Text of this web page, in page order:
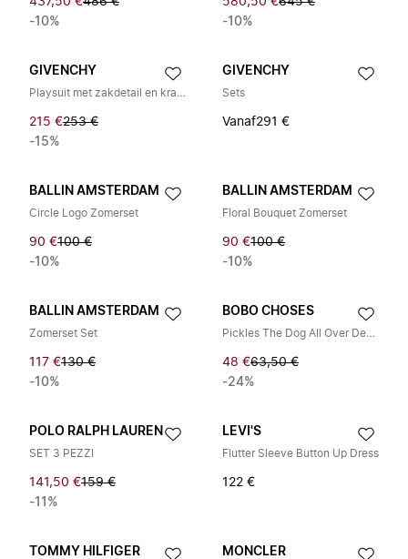
-10%
-10%
GIVENCHY
Playsuit met zakdetail en kraag
215 €253 €
-15%
GIVENCHY
Sets
Vanaf291 €
BALLIN AMSTERDAM
Circle Logo Zomerset
90 €100 €
-10%
BALLIN AMSTERDAM
Floral Bouquet Zomerset
90 €100 €
-10%
BALLIN AMSTERDAM
Zomerset Set
117 €130 €
-10%
BOBO CHOSES
Pickles The Dog All Over Denim Playsuit
48 €63,50 €
-24%
POLO RALPH LAUREN
SET 3 PEZZI
141,50 €159 €
-11%
LEVI'S
Flutter Sleeve Button Up Dress
122 €
TOMMY HILFIGER MONCLER